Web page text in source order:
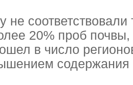
не
20% проб
в число
содержания